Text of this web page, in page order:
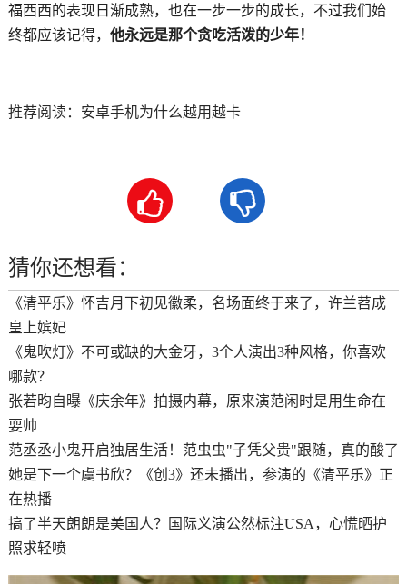
福西西的表现日渐成熟，也在一步一步的成长，不过我们始
终都应该记得， 他永远是那个贪吃活泼的少年！
推荐阅读： 安卓手机为什么越用越卡
 
猜你还想看：
《清平乐》怀吉月下初见徽柔，名场面终于来了，许兰苕成
皇上嫔妃
《鬼吹灯》不可或缺的大金牙，3个人演出3种风格，你喜欢
哪款？
张若昀自曝《庆余年》拍摄内幕，原来演范闲时是用生命在
耍帅
范丞丞小鬼开启独居生活！范虫虫"子凭父贵"跟随，真的酸了
她是下一个虞书欣？《创3》还未播出，参演的《清平乐》正
在热播
搞了半天朗朗是美国人？国际义演公然标注USA，心慌晒护
照求轻喷